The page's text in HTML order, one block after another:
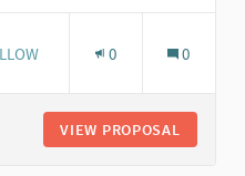
0 0
VIEW PROPOSAL